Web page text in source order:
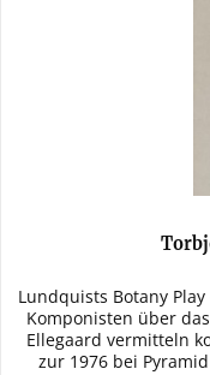
Lundquists Botany
Komponisten über
Ellegaard vermitteln
zur 1976 bei Pyramid